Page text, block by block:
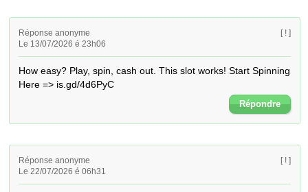
Réponse anonyme
Le 13/07/2026 é 23h06
[ ! ]
How easy? Play, spin, cash out. This slot works! Start Spinning
Here => is.gd/4d6PyC
Répondre
Réponse anonyme
Le 22/07/2026 é 06h31
[ ! ]